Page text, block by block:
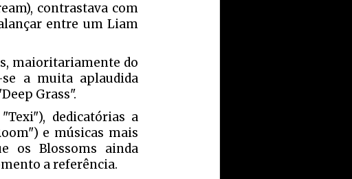
contrastava com
entre um Liam
maioritariamente do
se a muita aplaudida
Grass".
dedicatórias a
e músicas mais
os Blossoms ainda
a referência.